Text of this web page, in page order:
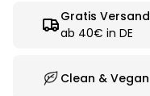
Gratis Versand
ab 40€ in DE
Clean & Vegan